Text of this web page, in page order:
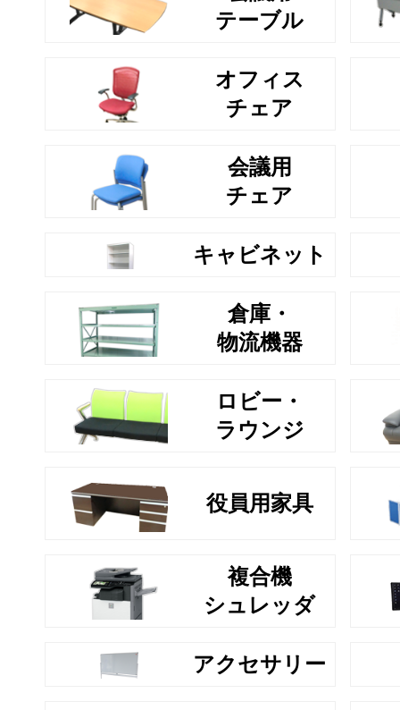
テーブル
オフィス
チェア
会議用
チェア
キャビネット
倉庫・
物流機器
ロビー・
ラウンジ
役員用家具
複合機
シュレッダ
アクセサリー